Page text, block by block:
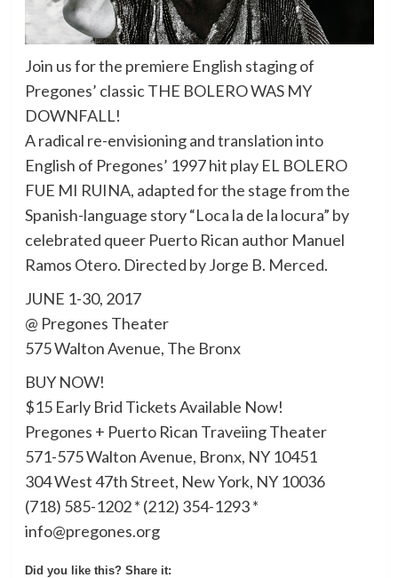
Join us for the premiere English staging of
Pregones’ classic THE BOLERO WAS MY
DOWNFALL!
A radical re-envisioning and translation into
English of Pregones’ 1997 hit play EL BOLERO
FUE MI RUINA, adapted for the stage from the
Spanish-language story “Loca la de la locura” by
celebrated queer Puerto Rican author Manuel
Ramos Otero. Directed by Jorge B. Merced.
JUNE 1-30, 2017
@ Pregones Theater
575 Walton Avenue, The Bronx
BUY NOW!
$15 Early Brid Tickets Available Now!
Pregones + Puerto Rican Traveiing Theater
571-575 Walton Avenue, Bronx, NY 10451
304 West 47th Street, New York, NY 10036
(718) 585-1202 * (212) 354-1293 *
info@pregones.org
Did you like this? Share it: